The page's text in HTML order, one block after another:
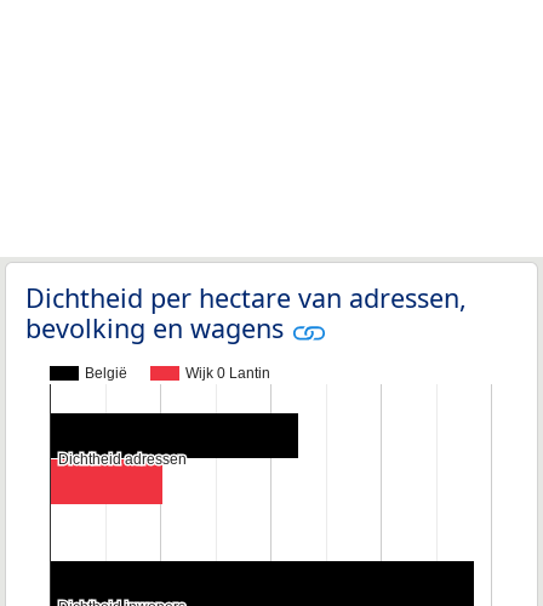
Dichtheid per hectare van adressen,
bevolking en wagens
België Wijk 0 Lantin
Dichtheid adressen
Dichtheid adressen